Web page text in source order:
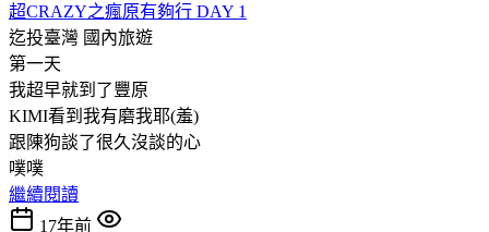
超CRAZY之瘋原有夠行 DAY 1
迄投臺灣 國內旅遊
第一天
我超早就到了豐原
KIMI看到我有磨我耶(羞)
跟陳狗談了很久沒談的心
噗噗
繼續閱讀
17年前